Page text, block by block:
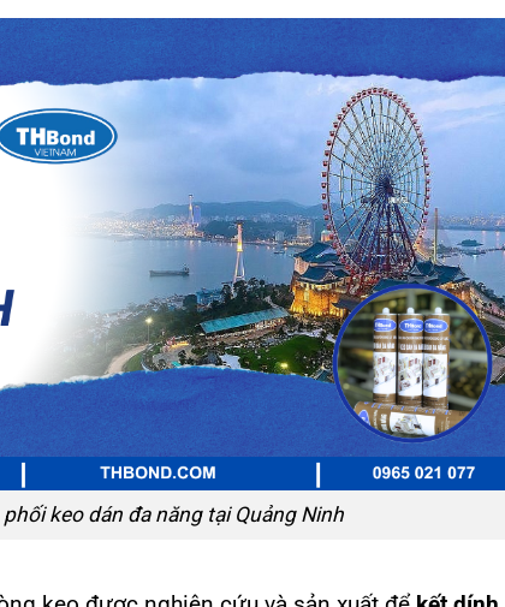
keo dán đa năng tại Quảng Ninh